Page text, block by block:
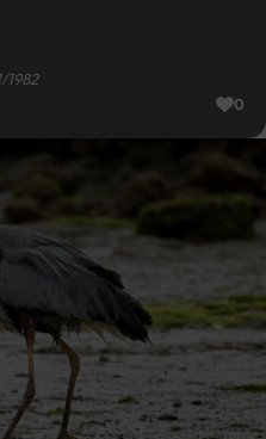
1982
0